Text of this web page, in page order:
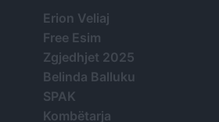
Erion Veliaj
Free Esim
Zgjedhjet 2025
Belinda Balluku
SPAK
Kombëtarja